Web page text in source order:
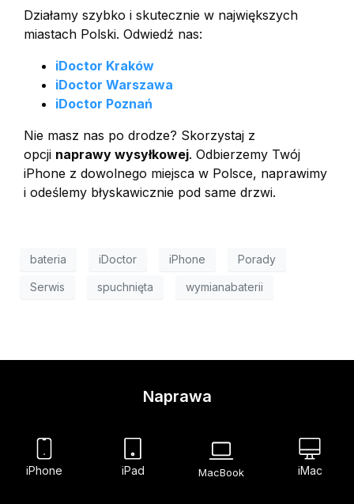
Działamy szybko i skutecznie w największych
miastach Polski. Odwiedź nas:
iDoctor Kraków
iDoctor Warszawa
iDoctor Poznań
Nie masz nas po drodze? Skorzystaj z
opcji naprawy wysyłkowej. Odbierzemy Twój
iPhone z dowolnego miejsca w Polsce, naprawimy
i odeślemy błyskawicznie pod same drzwi.
bateria iDoctor iPhone Porady
Serwis spuchnięta wymianabaterii
Naprawa
iPhone iPad MacBook iMac